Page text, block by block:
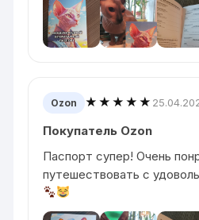
Ozon ★★★★★
Покупатель Ozon
Паспорт супер! Очень
путешествовать с